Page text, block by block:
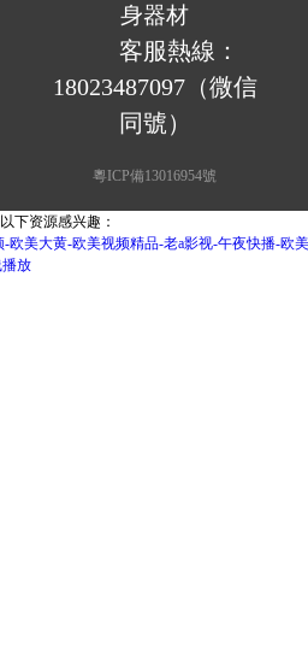
身器材
18023487097（微信
同號）
粵ICP備13016954號
下资源感兴趣：
欧美大黄-欧美视频精品-老a影视-午夜快播-
放